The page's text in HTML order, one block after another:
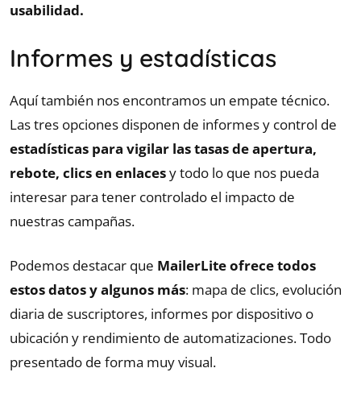
usabilidad.
Informes y estadísticas
Aquí también nos encontramos un empate técnico.
Las tres opciones disponen de informes y control de
estadísticas para vigilar las tasas de apertura,
rebote, clics en enlacesy todo lo que nos pueda
interesar para tener controlado el impacto de
nuestras campañas.
Podemos destacar que MailerLite ofrece todos
estos datos y algunos más: mapa de clics, evolución
diaria de suscriptores, informes por dispositivo o
ubicación y rendimiento de automatizaciones. Todo
presentado de forma muy visual.